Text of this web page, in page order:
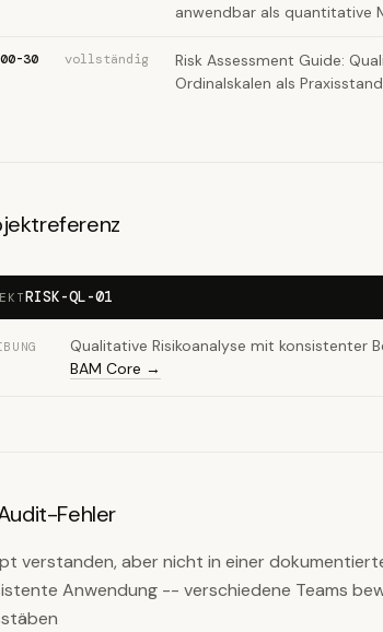
anwendbar als quantitative
30 vollständig
Risk Assessment Guide:
Ordinalskalen als
RISK-QL-01
Qualitative Risikoanalyse mit konsistenter
BAM Core →
Fehler
verstanden, aber nicht in einer
Anwendung -- verschiedene Teams